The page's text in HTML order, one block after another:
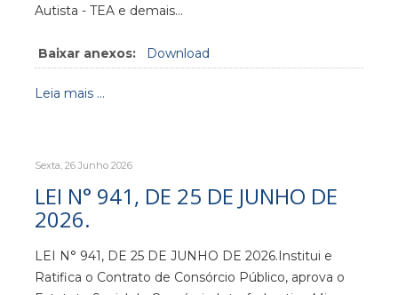
Autista - TEA e demais…
Baixar anexos: Download
Leia mais ...
Sexta, 26 Junho 2026
LEI N° 941, DE 25 DE JUNHO DE
2026.
LEI N° 941, DE 25 DE JUNHO DE 2026.Institui e
Ratifica o Contrato de Consórcio Público, aprova o